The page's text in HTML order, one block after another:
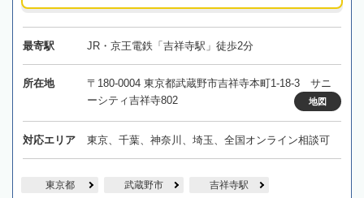
最寄駅 JR・京王電鉄「吉祥寺駅」徒歩2分
所在地
〒180-0004 東京都武蔵野市吉祥寺本町1-18-3 サニ
ーシティ吉祥寺802
地図
対応エリア 東京、千葉、神奈川、埼玉、全国オンライン相談可
東京都 武蔵野市 吉祥寺駅